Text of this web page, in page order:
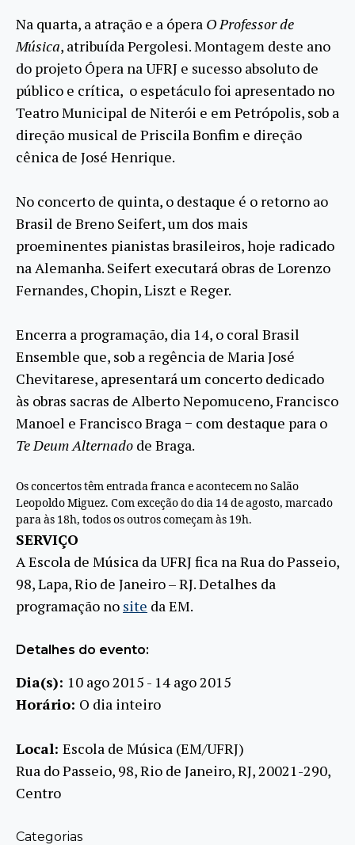
Na quarta, a atração e a ópera O Professor de
Música, atribuída Pergolesi. Montagem deste ano
do projeto Ópera na UFRJ e sucesso absoluto de
público e crítica, o espetáculo foi apresentado no
Teatro Municipal de Niterói e em Petrópolis, sob a
direção musical de Priscila Bonfim e direção
cênica de José Henrique.
No concerto de quinta, o destaque é o retorno ao
Brasil de Breno Seifert, um dos mais
proeminentes pianistas brasileiros, hoje radicado
na Alemanha. Seifert executará obras de Lorenzo
Fernandes, Chopin, Liszt e Reger.
Encerra a programação, dia 14, o coral Brasil
Ensemble que, sob a regência de Maria José
Chevitarese, apresentará um concerto dedicado
às obras sacras de Alberto Nepomuceno, Francisco
Manoel e Francisco Braga − com destaque para o
Te Deum Alternado de Braga.
Os concertos têm entrada franca e acontecem no Salão
Leopoldo Miguez. Com exceção do dia 14 de agosto, marcado
para às 18h, todos os outros começam às 19h.
SERVIÇO
A Escola de Música da UFRJ fica na Rua do Passeio,
98, Lapa, Rio de Janeiro – RJ. Detalhes da
programação no site da EM.
Detalhes do evento:
Dia(s): 10 ago 2015 - 14 ago 2015
Horário: O dia inteiro
Local: Escola de Música (EM/UFRJ)
Rua do Passeio, 98, Rio de Janeiro, RJ, 20021-290,
Centro
Categorias